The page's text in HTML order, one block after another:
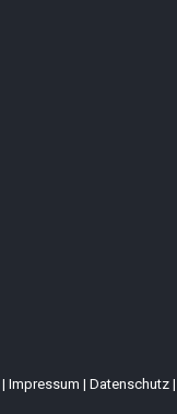
| Impressum | Datenschutz |